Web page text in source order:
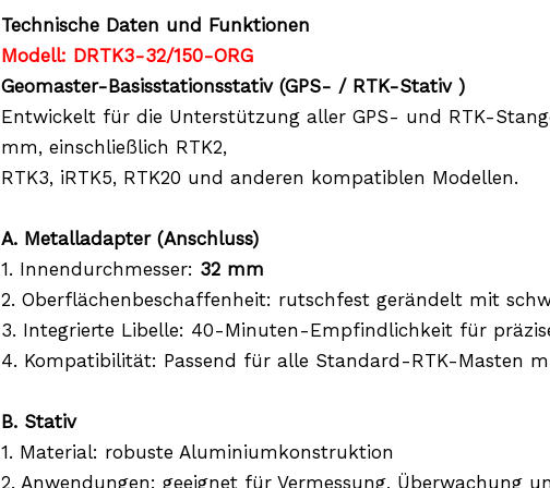
Technische Daten und Funktionen
Modell: DRTK3-32/150-ORG
Geomaster-Basisstationsstativ (GPS- / RTK-Stativ )
Entwickelt für die Unterstützung aller GPS- und RTK-
mm, einschließlich RTK2,
RTK3, iRTK5, RTK20 und anderen kompatiblen Modellen.
A. Metalladapter (Anschluss)
1. Innendurchmesser: 32 mm
2. Oberflächenbeschaffenheit: rutschfest gerändelt mit
3. Integrierte Libelle: 40-Minuten-Empfindlichkeit für
4. Kompatibilität: Passend für alle Standard-RTK-Masten
B. Stativ
1. Material: robuste Aluminiumkonstruktion
2. Anwendungen: geeignet für Vermessung, Überwachung